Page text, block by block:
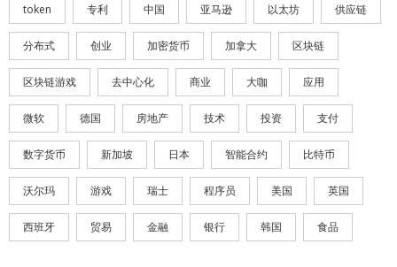
token 专利 中国 亚马逊 以太坊 供应链
分布式 创业 加密货币 加拿大 区块链
区块链游戏 去中心化 商业 大咖 应用
微软 德国 房地产 技术 投资 支付
数字货币 新加坡 日本 智能合约 比特币
沃尔玛 游戏 瑞士 程序员 美国 英国
西班牙 贸易 金融 银行 韩国 食品